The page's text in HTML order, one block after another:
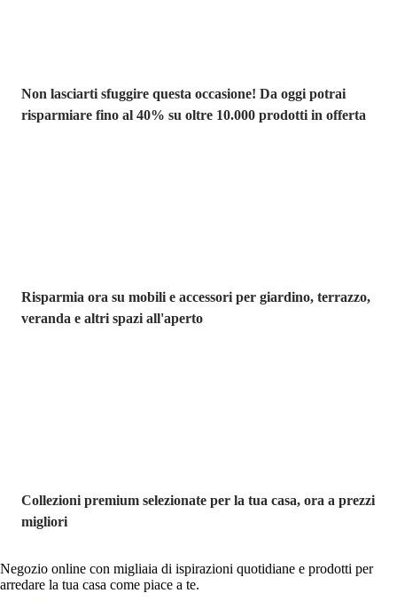
Non lasciarti sfuggire questa occasione! Da oggi potrai
risparmiare fino al 40% su oltre 10.000 prodotti in offerta
Risparmia ora su mobili e accessori per giardino, terrazzo,
veranda e altri spazi all'aperto
Collezioni premium selezionate per la tua casa, ora a prezzi
migliori
Negozio online con migliaia di ispirazioni quotidiane e prodotti per
arredare la tua casa come piace a te.